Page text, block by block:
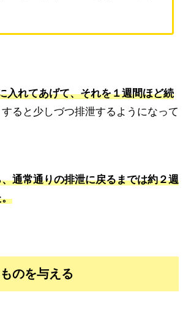
入れてあげて、それを１週間ほど続
ると少しづつ排泄するようになって
通常通りの排泄に戻るまでは約２週
のを与える